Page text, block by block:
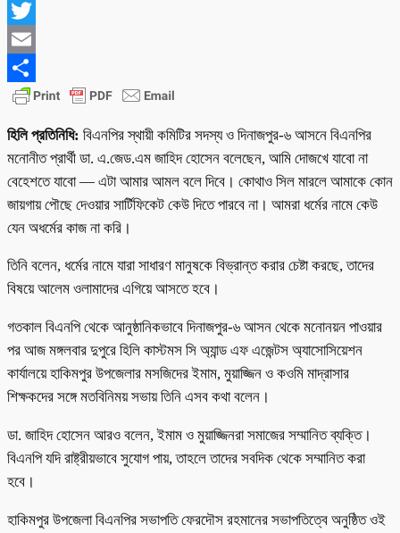
WhatsApp
Twitter
Email
Share
হিলি প্রতিনিধি: বিএনপির স্থায়ী কমিটির সদস্য ও দিনাজপুর-৬ আসনে বিএনপির
মনোনীত প্রার্থী ডা. এ.জেড.এম জাহিদ হোসেন বলেছেন, আমি দোজখে যাবো না
বেহেশতে যাবো — এটা আমার আমল বলে দিবে। কোথাও সিল মারলে আমাকে কোন
জায়গায় পৌছে দেওয়ার সার্টিফিকেট কেউ দিতে পারবে না। আমরা ধর্মের নামে কেউ
যেন অধর্মের কাজ না করি।
তিনি বলেন, ধর্মের নামে যারা সাধারণ মানুষকে বিভ্রান্ত করার চেষ্টা করছে, তাদের
বিষয়ে আলেম ওলামাদের এগিয়ে আসতে হবে।
গতকাল বিএনপি থেকে আনুষ্ঠানিকভাবে দিনাজপুর-৬ আসন থেকে মনোনয়ন পাওয়ার
পর আজ মঙ্গলবার দুপুরে হিলি কাস্টমস সি অ্যান্ড এফ এজেন্টস অ্যাসোসিয়েশন
কার্যালয়ে হাকিমপুর উপজেলার মসজিদের ইমাম, মুয়াজ্জিন ও কওমি মাদ্রাসার
শিক্ষকদের সঙ্গে মতবিনিময় সভায় তিনি এসব কথা বলেন।
ডা. জাহিদ হোসেন আরও বলেন, ইমাম ও মুয়াজ্জিনরা সমাজের সম্মানিত ব্যক্তি।
বিএনপি যদি রাষ্ট্রীয়ভাবে সুযোগ পায়, তাহলে তাদের সবদিক থেকে সম্মানিত করা
হবে।
হাকিমপুর উপজেলা বিএনপির সভাপতি ফেরদৌস রহমানের সভাপতিত্বে অনুষ্ঠিত ওই